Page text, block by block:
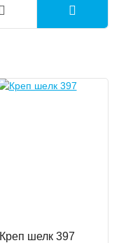
Креп шелк 397